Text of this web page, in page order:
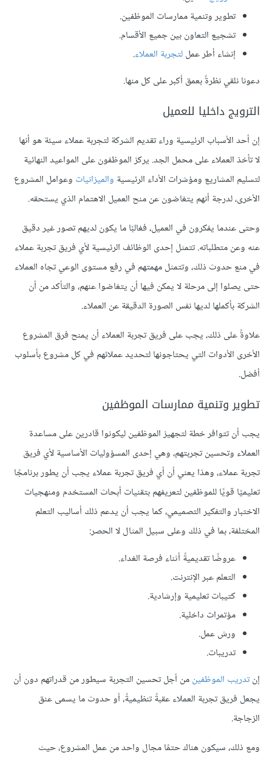
تطوير وتنمية ممارسات الموظفين.
تشجيع التعاون بين جميع الأقسام.
إنشاء أطر عمللتجربة العملاء.
دعونا نلقي نظرةً بعمق أكبر على كل منها.
الترويج داخليا للعميل
إن أحد الأسباب الرئيسية وراء تقديم الشركة لتجربة عملاء سيئة هو أنها
لا تأخذ العملاء على محمل الجد. يركز الموظفون على المواعيد النهائية
لتسليم المشاريع ومؤشرات الأداء الرئيسية والميزانيات وعوامل المشروع
الأخرى، لدرجة أنهم يتغاضون عن منح العميل الاهتمام الذي يستحقه.
وحتى عندما يفكرون في العميل، فغالبًا ما يكون لديهم تصور غير دقيق
عنه وعن متطلباته. تتمثل إحدى الوظائف الرئيسية لأي فريق تجربة عملاء
في منع حدوث ذلك، وتتمثل مهمتهم في رفع مستوى الوعي تجاه العملاء
حتى يصلوا إلى مرحلة لا يمكن فيها أن يتغاضوا عنهم، والتأكد من أن
الشركة بأكملها لديها نفس الصورة الدقيقة عن العملاء.
علاوةً على ذلك، يجب على فريق تجربة العملاء أن يمنح فرق المشروع
الأخرى الأدوات التي يحتاجونها لتحديد عملائهم في كل مشروع بأسلوب
أفضل.
تطوير وتنمية ممارسات الموظفين
يجب أن تتوافر خطة لتجهيز الموظفين ليكونوا قادرين على مساعدة
العملاء وتحسين تجربتهم، وهي إحدى المسؤوليات الأساسية لأي فريق
تجربة عملاء، وهذا يعني أن أي فريق تجربة عملاء يجب أن يطور برنامجًا
تعليميًا قويًا للموظفين لتعريفهم بتقنيات أبحاث المستخدم ومنهجيات
الاختبار والتفكير التصميمي، كما يجب أن يدعم ذلك أساليب التعلم
المختلفة، بما في ذلك وعلى سبيل المثال لا الحصر:
عروضًا تقديميةً أثناء فرصة الغداء.
التعلم عبر الإنترنت.
كتيبات تعليمية وإرشادية.
مؤتمرات داخلية.
ورش عمل.
تدريبات.
إنتدريب الموظفينمن أجل تحسين التجربة سيطور من قدراتهم دون أن
يجعل فريق تجربة العملاء عقبةً تنظيميةً، أو حدوث ما يسمى عنق
الزجاجة.
ومع ذلك، سيكون هناك حتمًا مجال واحد من عمل المشروع، حيث